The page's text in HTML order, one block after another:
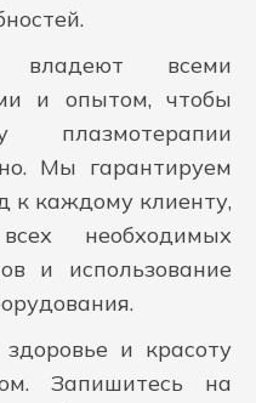
владеют всеми
и опытом, чтобы
плазмотерапии
Мы гарантируем
к каждому клиенту,
необходимых
и использование
и красоту
Запишитесь на